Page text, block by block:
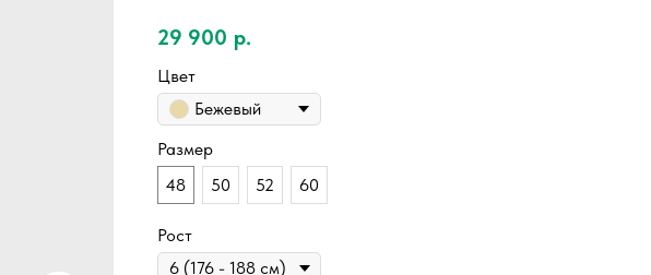
29 900 р.
Цвет
Бежевый
Размер
48
50 52 60
Рост